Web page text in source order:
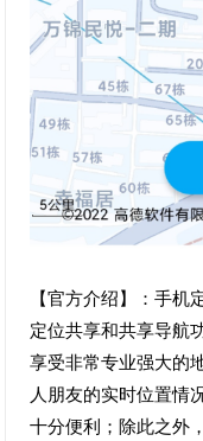
【官方介绍】：手
定位共享和共享导航
享受非常专业强大的
人朋友的实时位置情
十分便利；除此之外